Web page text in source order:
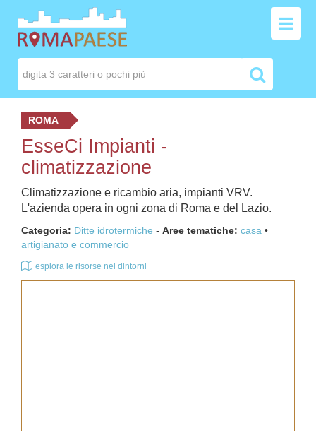
ROMA
EsseCi Impianti -
climatizzazione
Climatizzazione e ricambio aria, impianti VRV.
L'azienda opera in ogni zona di Roma e del Lazio.
Categoria: Ditte idrotermiche - Aree tematiche: casa
artigianato e commercio
esplora le risorse nei dintorni